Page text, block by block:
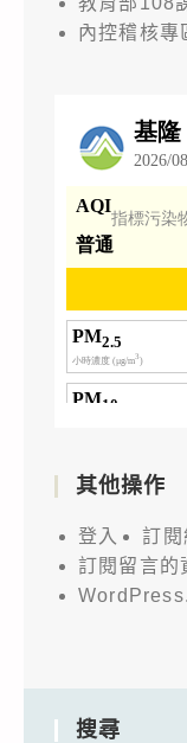
內控稽核專
其他操作
登入
訂閱
訂閱留言的
搜尋